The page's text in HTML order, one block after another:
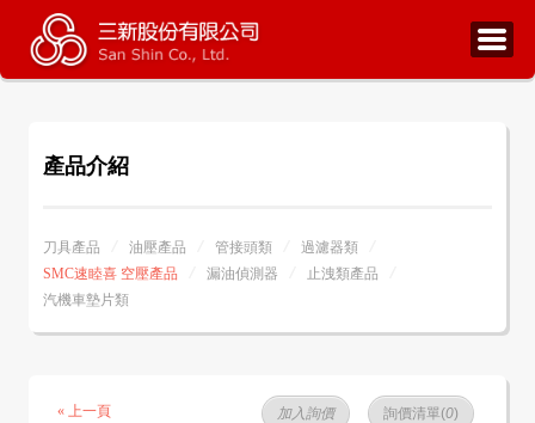
產品介紹
刀具產品 油壓產品 管接頭類
過濾器類
SMC速睦喜 空壓產品
漏油偵測器
止洩類產品
汽機車墊片類
« 上一頁 詢價清單(0)
加入詢價